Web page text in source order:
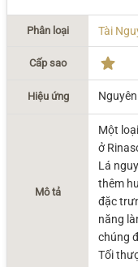
Phân loại Tài
Cấp sao
Hiệu ứng
Mô tả
Một
ở
Lá
thêm
đặc
năng
chúng
Tối